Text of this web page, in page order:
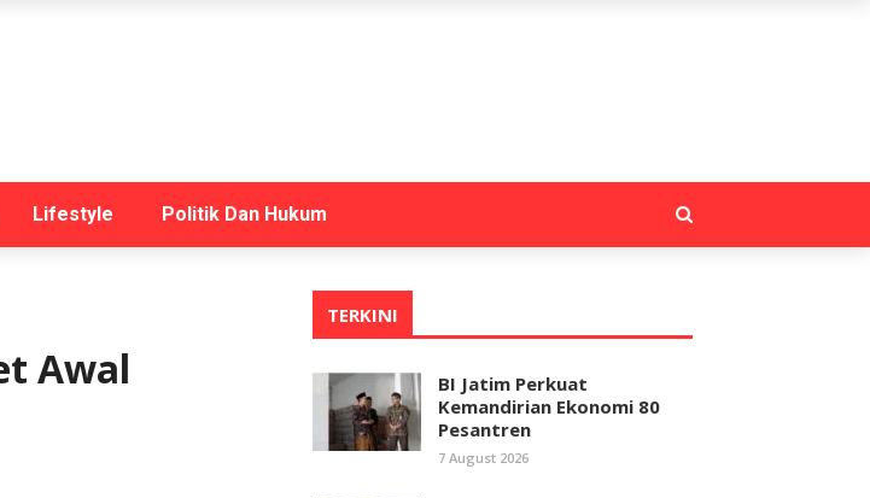
Lifestyle Politik Dan Hukum
Awal
TERKINI
BI Jatim Perkuat
Kemandirian Ekonomi 80
Pesantren
7 August 2026